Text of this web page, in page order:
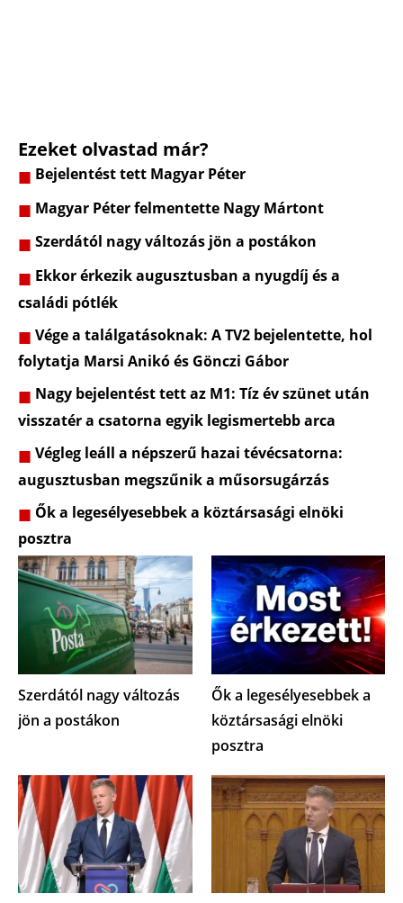
Ezeket olvastad már?
Bejelentést tett Magyar Péter
Magyar Péter felmentette Nagy Mártont
Szerdától nagy változás jön a postákon
Ekkor érkezik augusztusban a nyugdíj és a
családi pótlék
Vége a találgatásoknak: A TV2 bejelentette, hol
folytatja Marsi Anikó és Gönczi Gábor
Nagy bejelentést tett az M1: Tíz év szünet után
visszatér a csatorna egyik legismertebb arca
Végleg leáll a népszerű hazai tévécsatorna:
augusztusban megszűnik a műsorsugárzás
Ők a legesélyesebbek a köztársasági elnöki
posztra
Szerdától nagy változás
jön a postákon
Ők a legesélyesebbek a
köztársasági elnöki
posztra